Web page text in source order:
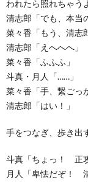
われたら照れちゃう
清志郎「でも、本当
菜々香「もう、清志
清志郎「えへへへ」
菜々香「ふふふ」
斗真・月人「……」
菜々香「手、繋ごっ
清志郎「はい！」
手をつなぎ、歩き出
斗真「ちょっ！ 正
月人「卑怯だぞ！